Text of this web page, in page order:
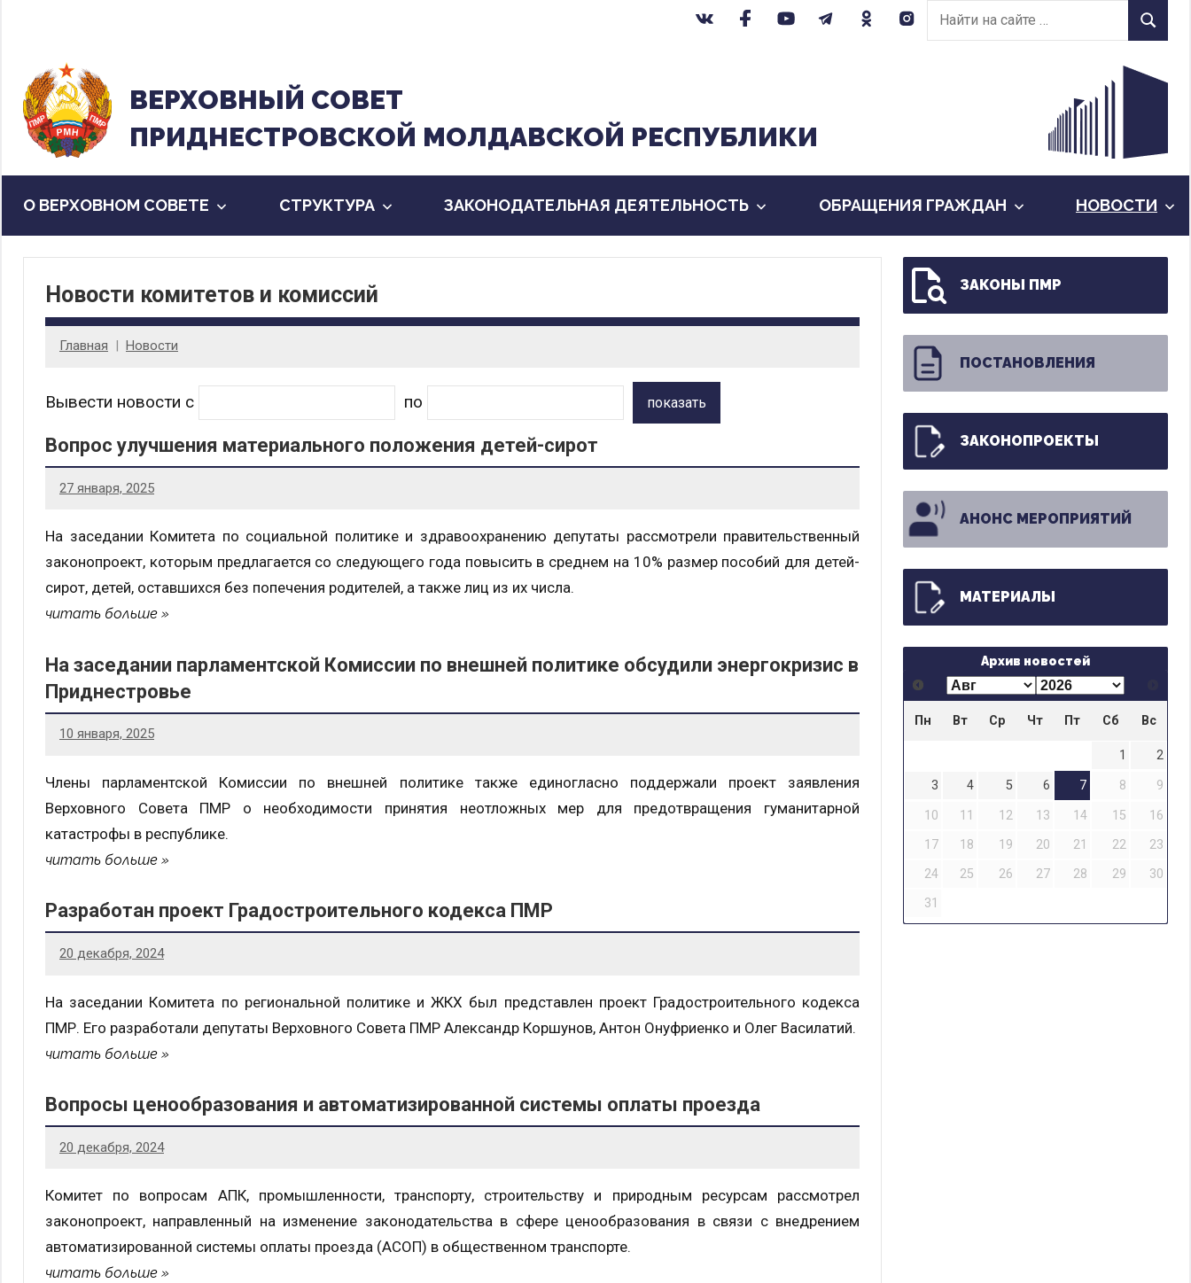
содержанию
Найти
на
Найти
ВЕРХОВНЫЙ CОВЕТ
ПРИДНЕСТРОВСКОЙ МОЛДАВСКОЙ РЕСПУБЛИКИ
О ВЕРХОВНОМ СОВЕТЕ CТРУКТУРА ЗАКОНОДАТЕЛЬНАЯ ДЕЯТЕЛЬНОСТЬ ОБРАЩЕНИЯ ГРАЖДАН НОВОСТИ
Новости комитетов и комиссий
Главная Новости
Вывести новости с по показать
Вопрос улучшения материального положения детей-сирот
27 января, 2025
На заседании Комитета по социальной политике и здравоохранению депутаты рассмотрели правительственный
законопроект, которым предлагается со следующего года повысить в среднем на 10% размер пособий для детей-
сирот, детей, оставшихся без попечения родителей, а также лиц из их числа.
читать больше
На заседании парламентской Комиссии по внешней политике обсудили энергокризис в
Приднестровье
10 января, 2025
Члены парламентской Комиссии по внешней политике также единогласно поддержали проект заявления
Верховного Совета ПМР о необходимости принятия неотложных мер для предотвращения гуманитарной
катастрофы в республике.
читать больше
Разработан проект Градостроительного кодекса ПМР
20 декабря, 2024
На заседании Комитета по региональной политике и ЖКХ был представлен проект Градостроительного кодекса
ПМР. Его разработали депутаты Верховного Совета ПМР Александр Коршунов, Антон Онуфриенко и Олег Василатий.
читать больше
Вопросы ценообразования и автоматизированной системы оплаты проезда
20 декабря, 2024
Комитет по вопросам АПК, промышленности, транспорту, строительству и природным ресурсам рассмотрел
законопроект, направленный на изменение законодательства в сфере ценообразования в связи с внедрением
автоматизированной системы оплаты проезда (АСОП) в общественном транспорте.
читать больше
ЗАКОНЫ ПМР
ПОСТАНОВЛЕНИЯ
ЗАКОНОПРОЕКТЫ
АНОНС МЕРОПРИЯТИЙ
МАТЕРИАЛЫ
Архив новостей
Пн Вт Ср Чт Пт Сб Вс
1
2
3
4 5 6 7 8
9
10
11 12 13 14 15
16
17
18 19 20 21 22
23
24
25 26 27 28 29
30
31